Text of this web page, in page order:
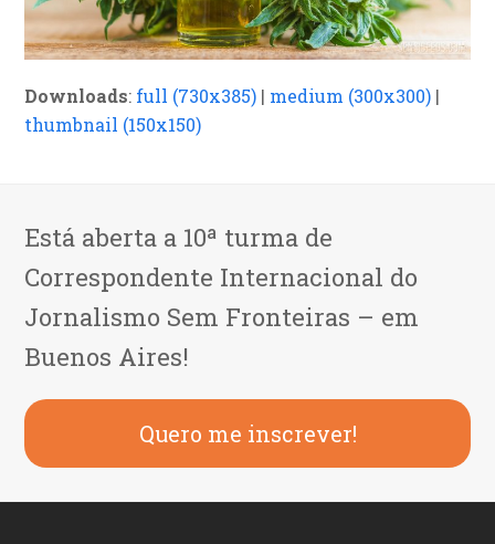
Downloads: full (730x385) | medium (300x300) |
thumbnail (150x150)
Está aberta a 10ª turma de
Correspondente Internacional do
Jornalismo Sem Fronteiras – em
Buenos Aires!
Quero me inscrever!